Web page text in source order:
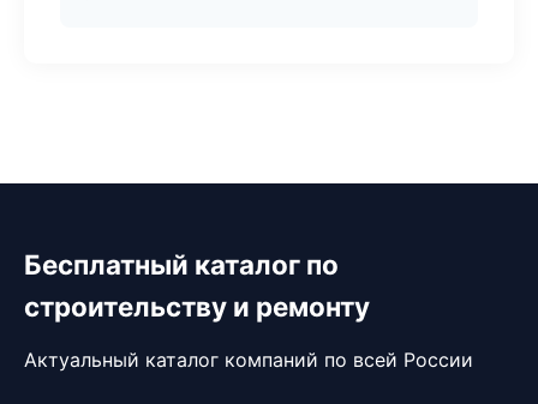
Бесплатный каталог по
строительству и ремонту
Актуальный каталог компаний по всей России